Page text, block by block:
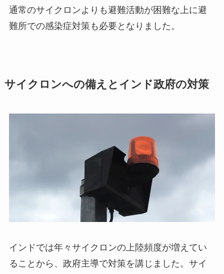
通常のサイクロンよりも避難活動が困難な上に避
難所での感染症対策も必要となりました。
サイクロンへの備えとインド政府の対策
インドでは年々サイクロンの上陸頻度が増えてい
ることから、政府主導で対策を講じました。サイ